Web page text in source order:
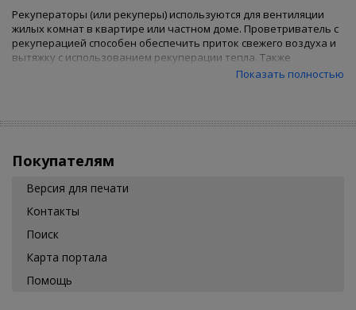
Рекуператоры (или рекуперы) используются для вентиляции
жилых комнат в квартире или частном доме. Проветриватель с
рекуперацией способен обеспечить приток свежего воздуха и
вытяжку с использованием рекуперации тепла. Также
рекуператоры могут работать в режиме постоянного притока
Показать полностью
Покупателям
Версия для печати
Контакты
Поиск
Карта портала
Помощь